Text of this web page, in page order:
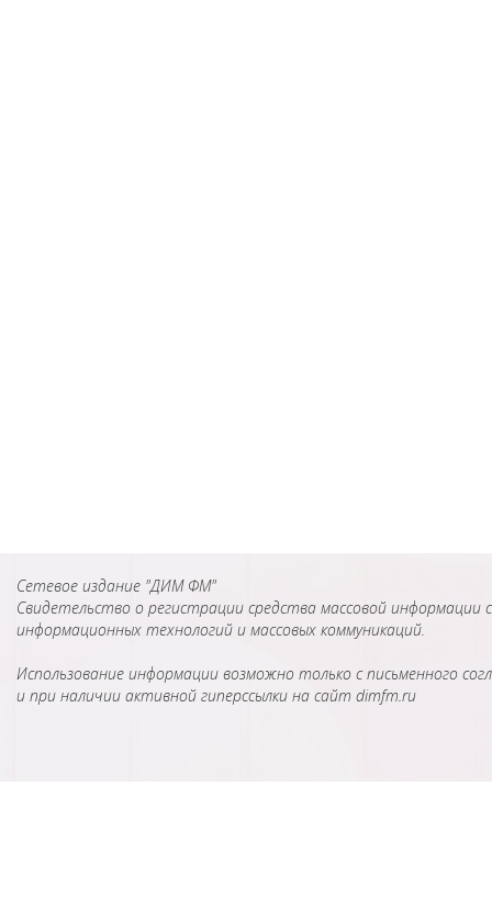
Сетевое издание "ДИМ ФМ"
Свидетельство о регистрации средства массовой
информационных технологий и массовых коммуникаций.
Использование информации возможно только с письменного
и при наличии активной гиперссылки на сайт dimfm.ru